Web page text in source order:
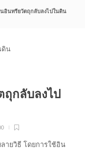
อินทรียวัตถุกลับลงไปในดิน
กลับลงไป
ายวิธี โดยการใช้อิน